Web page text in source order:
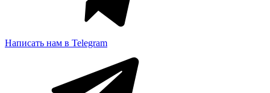
Написать нам в Telegram